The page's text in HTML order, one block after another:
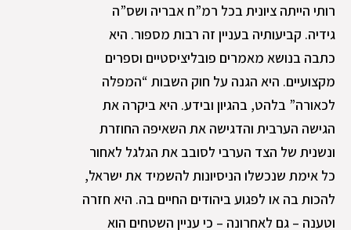
רותי הייתה ציונית בכל רמ”ח אבריה ושס”ה
גידיה. קביעותיה בעניין זה רבות מספור. היא
כתבה בנושא מאמרים פובליציסטיים וספרים
מקצועיים. היא הגנה על חוק השבות “המפלה
לכאורה” בלהט, בהגיון ובידע. היא ביקרה את
הגישה הערבית והדגישה את השאיפה החוזרת
ונשנית של הצד הערבי לסובב את הגלגל לאחור
כל אימת שנכשלו הניסיונות להשמיד את ישראל,
להכות בה או לפגוע ביהודים החיים בה. היא חזרה
וטענה – גם לאחרונה – כי עניין השטחים הוא